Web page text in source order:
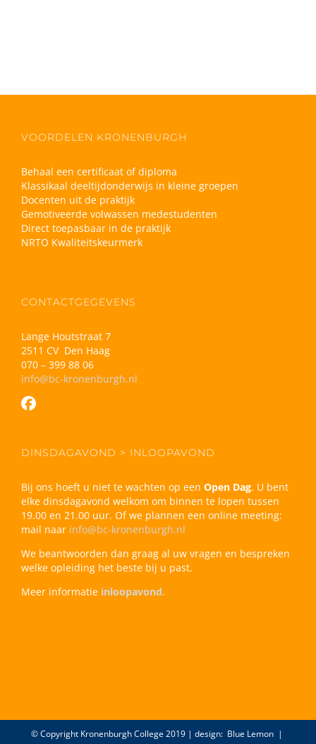
VOORDELEN KRONENBURGH
Behaal een certificaat of diploma
Klassikaal deeltijdonderwijs in kleine groepen
Docenten uit de praktijk
Gemotiveerde volwassen medestudenten
Direct toepasbaar in de praktijk
NRTO Kwaliteitskeurmerk
CONTACTGEGEVENS
Lange Houtstraat 7
2511 CV Den Haag
070 – 399 88 06
info@bc-kronenburgh.nl
DINSDAGAVOND > INLOOPAVOND
Bij ons hoeft u niet te wachten op een Open Dag. U bent
elke dinsdagavond welkom om binnen te lopen tussen
19.00 en 21.00 uur. Of we plannen een online meeting:
mail naar info@bc-kronenburgh.nl
We beantwoorden dan graag al uw vragen en bespreken
welke opleiding het beste bij u past.
Meer informatie inloopavond.
© Copyright Kronenburgh College 2019 | design: Blue Lemon |